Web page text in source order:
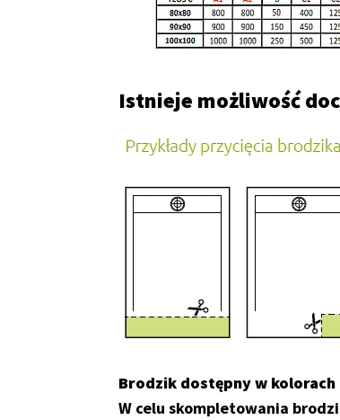
Istnieje możliwość
Brodzik dostępny w
W celu skompletowania